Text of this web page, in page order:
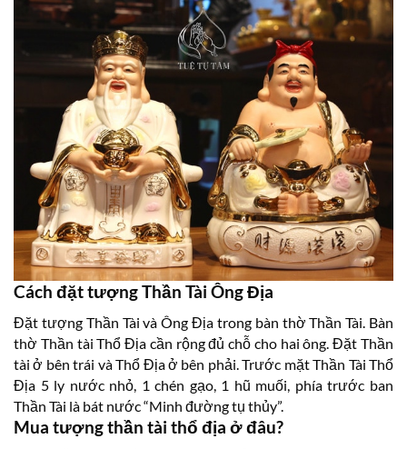
Cách đặt tượng Thần Tài Ông Địa
Đặt tượng Thần Tài và Ông Địa trong bàn thờ Thần Tài. Bàn
thờ Thần tài Thổ Địa cần rộng đủ chỗ cho hai ông. Đặt Thần
tài ở bên trái và Thổ Địa ở bên phải. Trước mặt Thần Tài Thổ
Địa 5 ly nước nhỏ, 1 chén gạo, 1 hũ muối, phía trước ban
Thần Tài là bát nước “Minh đường tụ thủy”.
Mua tượng thần tài thổ địa ở đâu?